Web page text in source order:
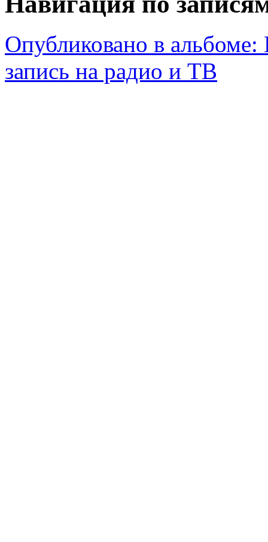
Опубликовано в альбоме:
запись на радио и ТВ